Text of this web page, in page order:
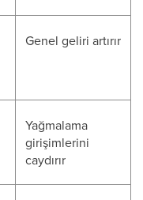
Genel geliri artırır
Yağmalama
girişimlerini
caydırır